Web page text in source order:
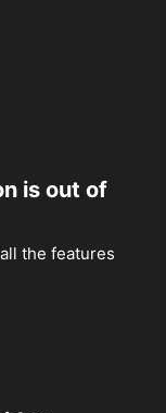
is out of
the features